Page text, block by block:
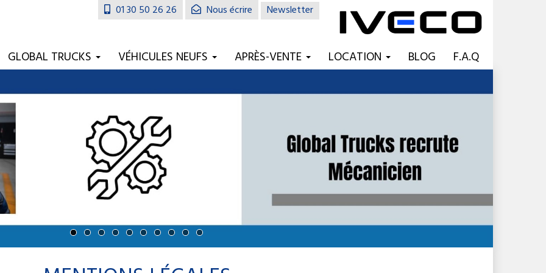
01 30 50 26 26 Nous écrire Newsletter
GLOBAL TRUCKS VÉHICULES NEUFS APRÈS-VENTE LOCATION BLOG F.A.Q